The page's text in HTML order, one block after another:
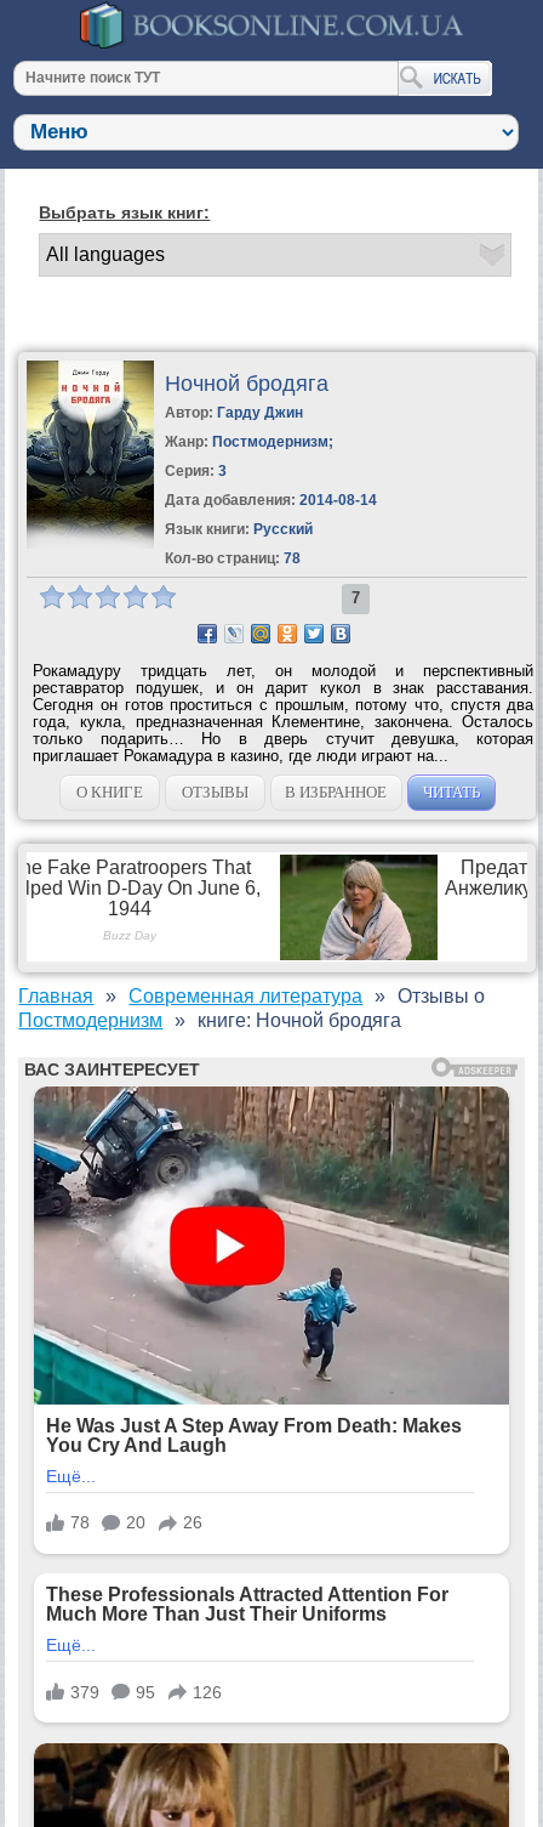
Выбрать язык книг:
Ночной бродяга
Автор: Гарду Джин
Жанр: Постмодернизм;
Серия: 3
Дата добавления: 2014-08-14
Язык книги: Русский
Кол-во страниц: 78
7
Рокамадуру тридцать лет, он молодой и перспективный
реставратор подушек, и он дарит кукол в знак расставания.
Сегодня он готов проститься с прошлым, потому что, спустя два
года, кукла, предназначенная Клементине, закончена. Осталось
только подарить… Но в дверь стучит девушка, которая
приглашает Рокамадура в казино, где люди играют на...
О КНИГЕ
ОТЗЫВЫ В ИЗБРАННОЕ ЧИТАТЬ
Главная
Современная литература
Постмодернизм
Отзывы о
книге: Ночной бродяга